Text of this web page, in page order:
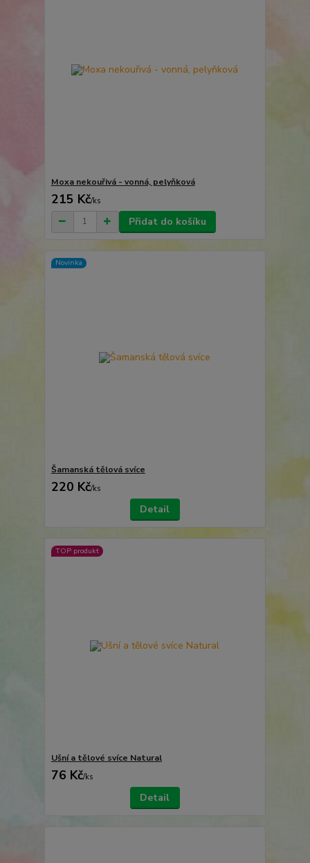
Moxa nekouřivá - vonná, pelyňková
215 Kč/ks
Přidat do košíku
Novinka
Šamanská tělová svíce
220 Kč/ks
Detail
TOP produkt
Ušní a tělové svíce Natural
76 Kč/ks
Detail